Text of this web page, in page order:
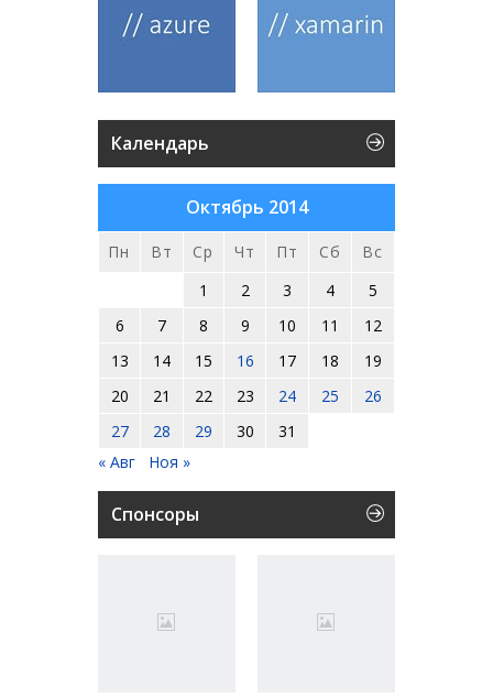
Календарь
Октябрь 2014
Пн Вт Ср Чт Пт Сб
Вс
1
2 3 4
5
6
7 8 9 10 11
12
13
14 15 16 17 18
19
20
21 22 23 24 25
26
27
28 29 30
31
« Авг
Ноя »
Спонсоры